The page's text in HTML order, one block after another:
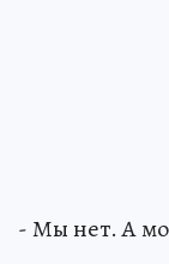
- Мы нет. А